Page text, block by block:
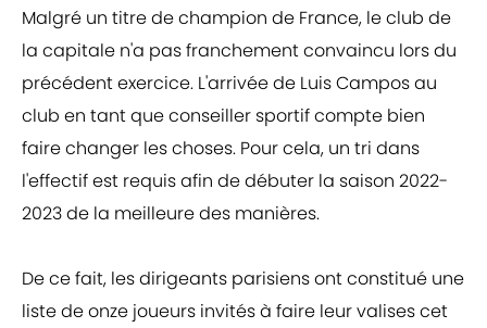
Malgré un titre de champion de France, le club de
la capitale n'a pas franchement convaincu lors du
précédent exercice. L'arrivée de Luis Campos au
club en tant que conseiller sportif compte bien
faire changer les choses. Pour cela, un tri dans
l'effectif est requis afin de débuter la saison 2022-
2023 de la meilleure des manières.
De ce fait, les dirigeants parisiens ont constitué une
liste de onze joueurs invités à faire leur valises cet